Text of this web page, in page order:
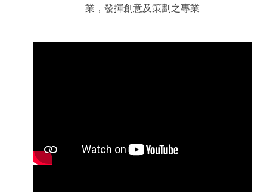
業，發揮創意及策劃之專業